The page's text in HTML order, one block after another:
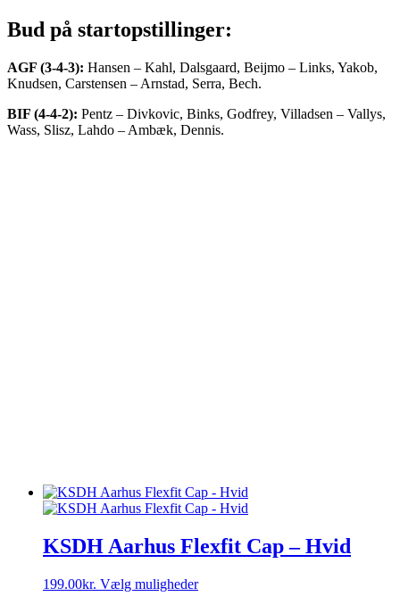
Bud på startopstillinger:
AGF (3-4-3): Hansen – Kahl, Dalsgaard, Beijmo – Links, Yakob,
Knudsen, Carstensen – Arnstad, Serra, Bech.
BIF (4-4-2): Pentz – Divkovic, Binks, Godfrey, Villadsen – Vallys,
Wass, Slisz, Lahdo – Ambæk, Dennis.
KSDH Aarhus Flexfit Cap – Hvid
199.00kr. Vælg mulighederDette